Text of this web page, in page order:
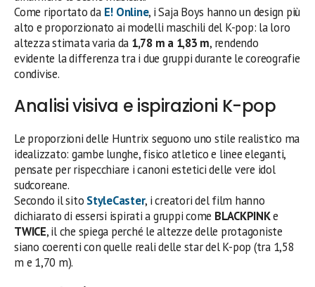
Come riportato daE! Online, i Saja Boys hanno un design più
alto e proporzionato ai modelli maschili del K-pop: la loro
altezza stimata varia da 1,78 m a 1,83 m, rendendo
evidente la differenza tra i due gruppi durante le coreografie
condivise.
Analisi visiva e ispirazioni K-pop
Le proporzioni delle Huntrix seguono uno stile realistico ma
idealizzato: gambe lunghe, fisico atletico e linee eleganti,
pensate per rispecchiare i canoni estetici delle vere idol
sudcoreane.
Secondo il sito StyleCaster, i creatori del film hanno
dichiarato di essersi ispirati a gruppi come BLACKPINKe
TWICE, il che spiega perché le altezze delle protagoniste
siano coerenti con quelle reali delle star del K-pop (tra 1,58
m e 1,70 m).